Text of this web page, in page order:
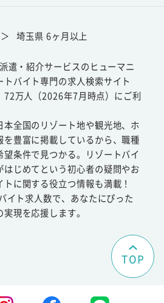
＞ 埼玉県 6ヶ月以上
遣・紹介サービスのヒューマニ
バイト専門の求人検索サイト
72万人（2026年7月時点）にご利
全国のリゾート地や観光地、ホ
を豊富に掲載しているから、職種
条件で見つかる。リゾートバイ
はじめてという初心者の疑問やお
に関する役立つ情報も満載！
イト求人数で、あなたにぴった
現を応援します。
TOP